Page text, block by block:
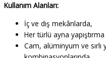
Kullanım Alanları:
İç ve dış mekânlarda,
Her türlü ayna
Cam, alüminyum ve